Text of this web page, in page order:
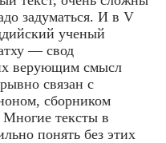
задуматься. И в V
ученый
— свод
верующим смысл
связан с
сборником
тексты в
понять без этих